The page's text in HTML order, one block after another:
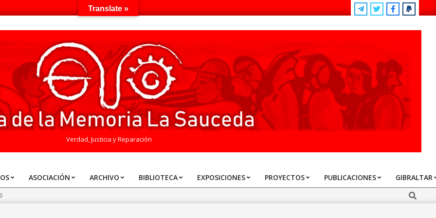
Verdad, Justicia y Reparación
ASOCIACIÓN ARCHIVO BIBLIOTECA EXPOSICIONES PROYECTOS PUBLICACIONES GIBRALTAR
Search
Translate »